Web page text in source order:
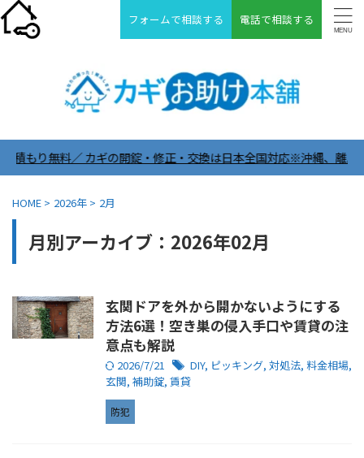
フォームで相談する 電話で相談する
料／ カギの開錠・修正・交換は日本全国対応※沖縄、離島は除く
HOME > 2026年 > 2月
月別アーカイブ：2026年02月
玄関ドアを外から開かないようにする
方法6選！空き巣の侵入手口や賃貸の注
意点も解説
2026/7/21 DIY, ピッキング, 対処法, 料金相場,
玄関, 補助錠, 賃貸
防犯